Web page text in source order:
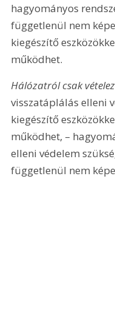
hagyományos
függetlenül nem
kiegészítő
működhet.
Hálózatról csak
visszatáplálás elleni
kiegészítő
működhet, –
elleni védelem
függetlenül nem